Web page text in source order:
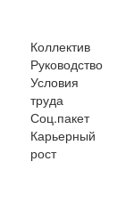
Коллектив
Руководство
Условия
труда
Соц.пакет
Карьерный
рост